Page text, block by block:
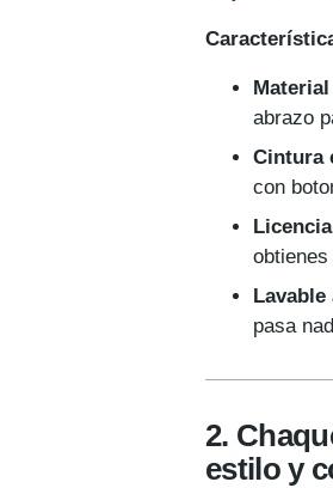
abrazo
Cintura
con
pasa
2.
estilo y